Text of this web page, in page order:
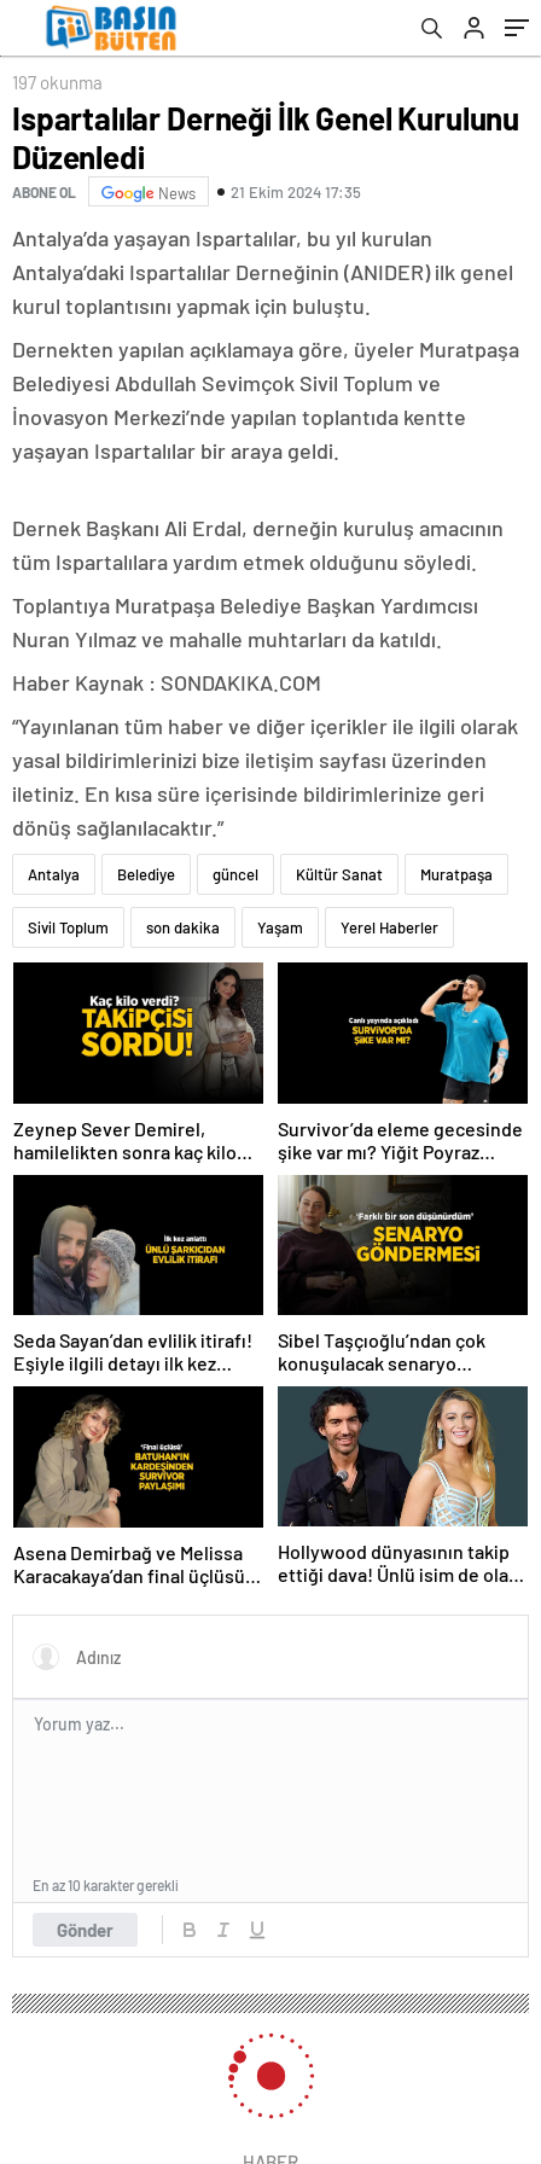
197 okunma
Ispartalılar Derneği İlk Genel Kurulunu
Düzenledi
ABONE OL News 21 Ekim 2024 17:35
Antalya’da yaşayan Ispartalılar, bu yıl kurulan
Antalya’daki Ispartalılar Derneğinin (ANIDER) ilk genel
kurul toplantısını yapmak için buluştu.
Dernekten yapılan açıklamaya göre, üyeler Muratpaşa
Belediyesi Abdullah Sevimçok Sivil Toplum ve
İnovasyon Merkezi’nde yapılan toplantıda kentte
yaşayan Ispartalılar bir araya geldi.
Dernek Başkanı Ali Erdal, derneğin kuruluş amacının
tüm Ispartalılara yardım etmek olduğunu söyledi.
Toplantıya Muratpaşa Belediye Başkan Yardımcısı
Nuran Yılmaz ve mahalle muhtarları da katıldı.
Haber Kaynak : SONDAKIKA.COM
“Yayınlanan tüm haber ve diğer içerikler ile ilgili olarak
yasal bildirimlerinizi bize iletişim sayfası üzerinden
iletiniz. En kısa süre içerisinde bildirimlerinize geri
dönüş sağlanılacaktır.”
Antalya Belediye güncel Kültür Sanat Muratpaşa
Sivil Toplum son dakika Yaşam Yerel Haberler
Zeynep Sever Demirel,
hamilelikten sonra kaç kilo
verdiğini açıkladı! ‘Yaza kadar
Survivor’da eleme gecesinde
şike var mı? Yiğit Poyraz
düelloda Volkan’la
yaşananları ilk kez anlattı!
Seda Sayan’dan evlilik itirafı!
Eşiyle ilgili detayı ilk kez
anlattı
Sibel Taşçıoğlu’ndan çok
konuşulacak senaryo
göndermesi! ‘Farklı bir son
düşünürdüm’
Asena Demirbağ ve Melissa
Karacakaya’dan final üçlüsü
Hollywood dünyasının takip
ettiği dava! Ünlü isim de olaya
Gönder
En az 10 karakter gerekli